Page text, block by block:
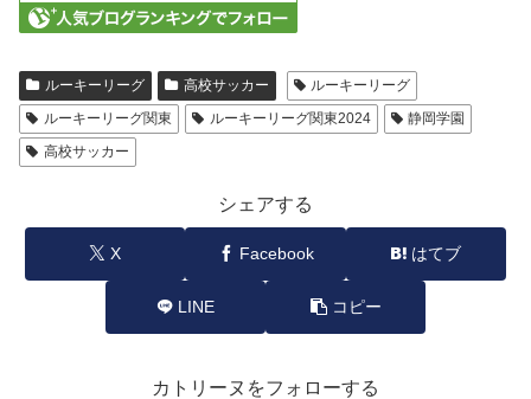
ルーキーリーグ 高校サッカー
ルーキーリーグ
ルーキーリーグ関東
ルーキーリーグ関東2024
静岡学園
高校サッカー
シェアする
X Facebook はてブ
LINE コピー
カトリーヌをフォローする